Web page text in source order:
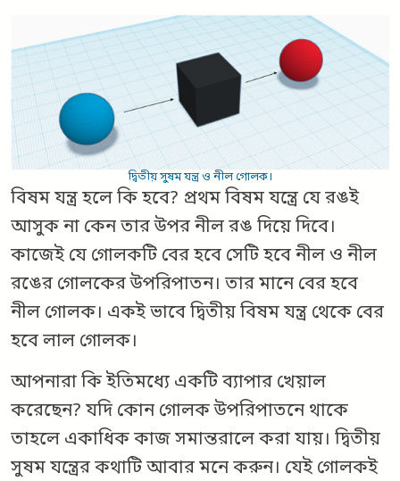
দ্বিতীয় সুষম যন্ত্র ও নীল গোলক।
বিষম যন্ত্র হলে কি হবে? প্রথম বিষম যন্ত্রে যে রঙই
আসুক না কেন তার উপর নীল রঙ দিয়ে দিবে।
কাজেই যে গোলকটি বের হবে সেটি হবে নীল ও নীল
রঙের গোলকের উপরিপাতন। তার মানে বের হবে
নীল গোলক। একই ভাবে দ্বিতীয় বিষম যন্ত্র থেকে বের
হবে লাল গোলক।
আপনারা কি ইতিমধ্যে একটি ব্যাপার খেয়াল
করেছেন? যদি কোন গোলক উপরিপাতনে থাকে
তাহলে একাধিক কাজ সমান্তরালে করা যায়। দ্বিতীয়
সুষম যন্ত্রের কথাটি আবার মনে করুন। যেই গোলকই